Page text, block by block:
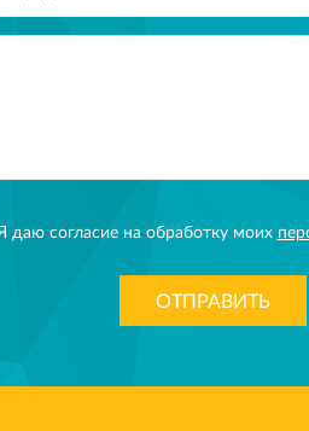
даю согласие на обработку моих
ОТПРАВИТЬ